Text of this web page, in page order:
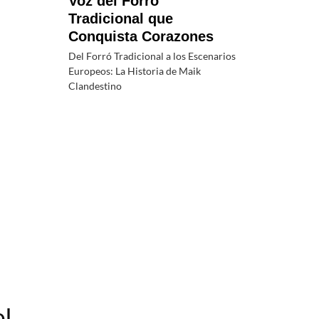
Tradicional que
Conquista Corazones
Del Forró Tradicional a los Escenarios
Europeos: La Historia de Maik
Clandestino